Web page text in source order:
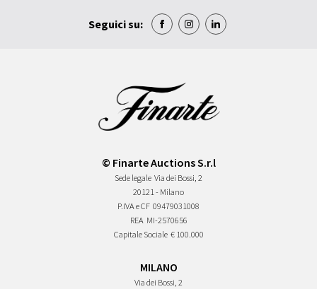
Seguici su:
© Finarte Auctions S.r.l
Sede legale Via dei Bossi, 2
20121 - Milano
P.IVA e CF 09479031008
REA MI-2570656
Capitale Sociale € 100.000
MILANO
Via dei Bossi, 2